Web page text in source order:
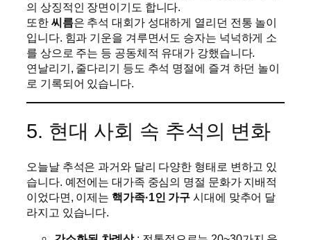
의 상징적인 장면이기도 합니다.
또한 씨름은 추석 대회가 성대하게 열리던 전통 놀이
입니다. 힘과 기운을 겨루면서도 승자는 넉넉하게 소
를 상으로 주는 등 공동체적 유대가 강했습니다.
연날리기, 줄다리기 등도 추석 명절에 즐겨 하던 놀이
로 기록되어 있습니다.
5. 현대 사회 속 추석의 변화
오늘날 추석은 과거와 달리 다양한 형태로 변하고 있
습니다. 예전에는 대가족 중심의 명절 문화가 지배적
이었다면, 이제는 핵가족·1인 가구 시대에 맞추어 달
라지고 있습니다.